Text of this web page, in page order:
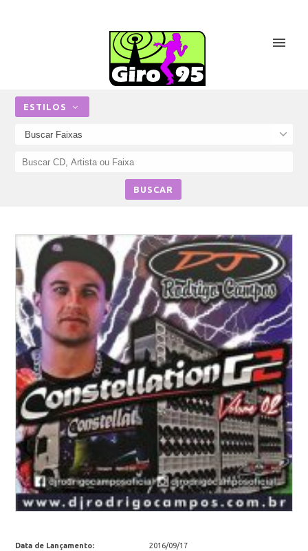
ESTILOS
Data de Lançamento:
2016/09/17